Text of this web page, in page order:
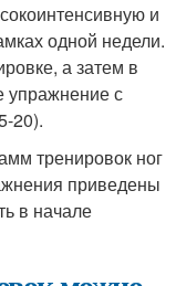
и
одной недели.
а затем в
упражнение с
20).
тренировок ног
приведены
в начале